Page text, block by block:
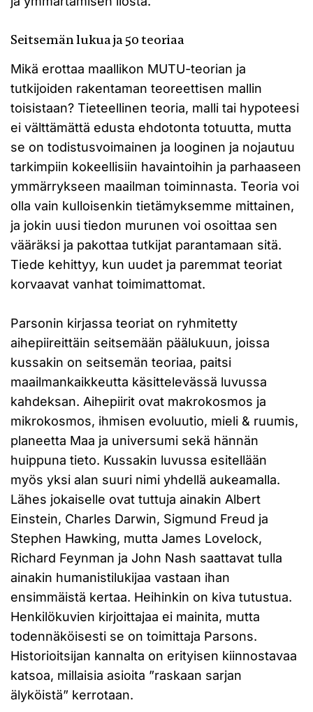
Seitsemän lukua ja 50 teoriaa
Mikä erottaa maallikon MUTU-teorian ja
tutkijoiden rakentaman teoreettisen mallin
toisistaan? Tieteellinen teoria, malli tai hypoteesi
ei välttämättä edusta ehdotonta totuutta, mutta
se on todistusvoimainen ja looginen ja nojautuu
tarkimpiin kokeellisiin havaintoihin ja parhaaseen
ymmärrykseen maailman toiminnasta. Teoria voi
olla vain kulloisenkin tietämyksemme mittainen,
ja jokin uusi tiedon murunen voi osoittaa sen
vääräksi ja pakottaa tutkijat parantamaan sitä.
Tiede kehittyy, kun uudet ja paremmat teoriat
korvaavat vanhat toimimattomat.
Parsonin kirjassa teoriat on ryhmitetty
aihepiireittäin seitsemään päälukuun, joissa
kussakin on seitsemän teoriaa, paitsi
maailmankaikkeutta käsittelevässä luvussa
kahdeksan. Aihepiirit ovat makrokosmos ja
mikrokosmos, ihmisen evoluutio, mieli & ruumis,
planeetta Maa ja universumi sekä hännän
huippuna tieto. Kussakin luvussa esitellään
myös yksi alan suuri nimi yhdellä aukeamalla.
Lähes jokaiselle ovat tuttuja ainakin Albert
Einstein, Charles Darwin, Sigmund Freud ja
Stephen Hawking, mutta James Lovelock,
Richard Feynman ja John Nash saattavat tulla
ainakin humanistilukijaa vastaan ihan
ensimmäistä kertaa. Heihinkin on kiva tutustua.
Henkilökuvien kirjoittajaa ei mainita, mutta
todennäköisesti se on toimittaja Parsons.
Historioitsijan kannalta on erityisen kiinnostavaa
katsoa, millaisia asioita ”raskaan sarjan
älyköistä” kerrotaan.